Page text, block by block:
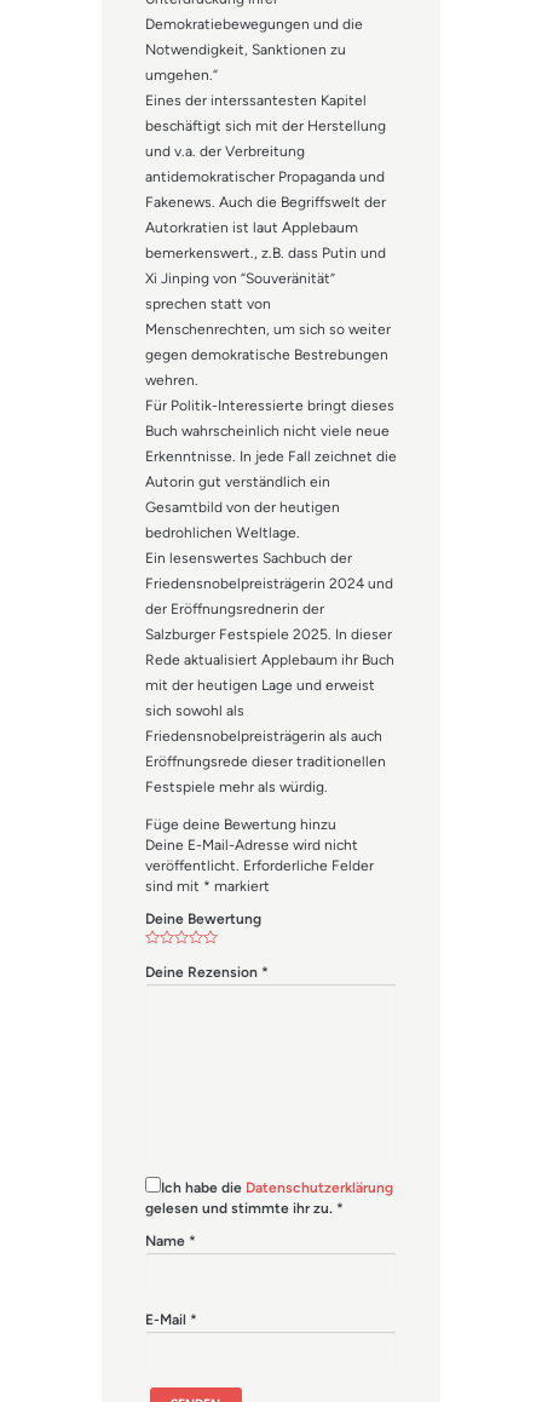
Demokratiebewegungen und die
Notwendigkeit, Sanktionen zu
umgehen.“
Eines der interssantesten Kapitel
beschäftigt sich mit der Herstellung
und v.a. der Verbreitung
antidemokratischer Propaganda und
Fakenews. Auch die Begriffswelt der
Autorkratien ist laut Applebaum
bemerkenswert., z.B. dass Putin und
Xi Jinping von “Souveränität”
sprechen statt von
Menschenrechten, um sich so weiter
gegen demokratische Bestrebungen
wehren.
Für Politik-Interessierte bringt dieses
Buch wahrscheinlich nicht viele neue
Erkenntnisse. In jede Fall zeichnet die
Autorin gut verständlich ein
Gesamtbild von der heutigen
bedrohlichen Weltlage.
Ein lesenswertes Sachbuch der
Friedensnobelpreisträgerin 2024 und
der Eröffnungsrednerin der
Salzburger Festspiele 2025. In dieser
Rede aktualisiert Applebaum ihr Buch
mit der heutigen Lage und erweist
sich sowohl als
Friedensnobelpreisträgerin als auch
Eröffnungsrede dieser traditionellen
Festspiele mehr als würdig.
Füge deine Bewertung hinzu
Deine E-Mail-Adresse wird nicht
veröffentlicht. Erforderliche Felder
sind mit * markiert
Deine Bewertung
Deine Rezension *
Ich habe die Datenschutzerklärung
gelesen und stimmte ihr zu. *
Name *
E-Mail *